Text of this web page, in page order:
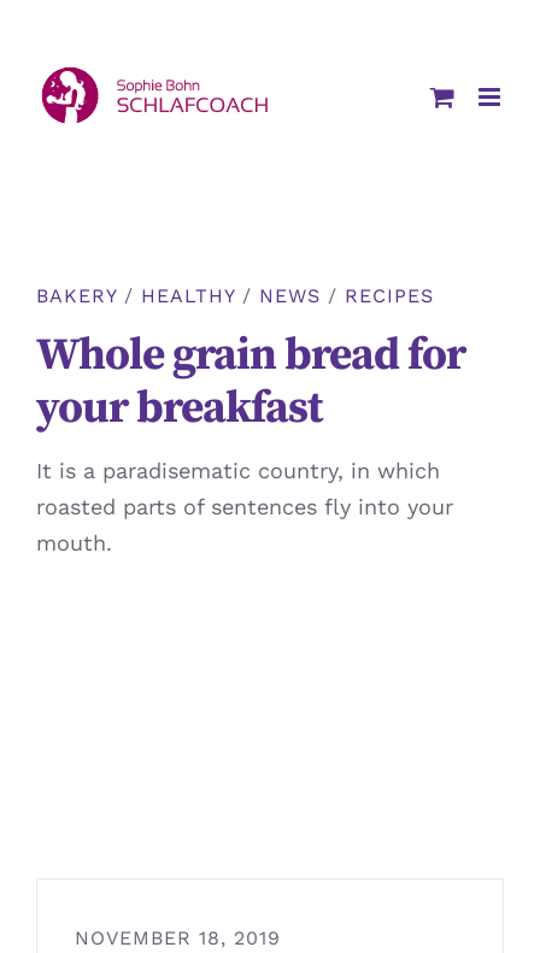
springen
BAKERY / HEALTHY / NEWS / RECIPES
Whole grain bread for
your breakfast
It is a paradisematic country, in which
roasted parts of sentences fly into your
mouth.
NOVEMBER 18, 2019